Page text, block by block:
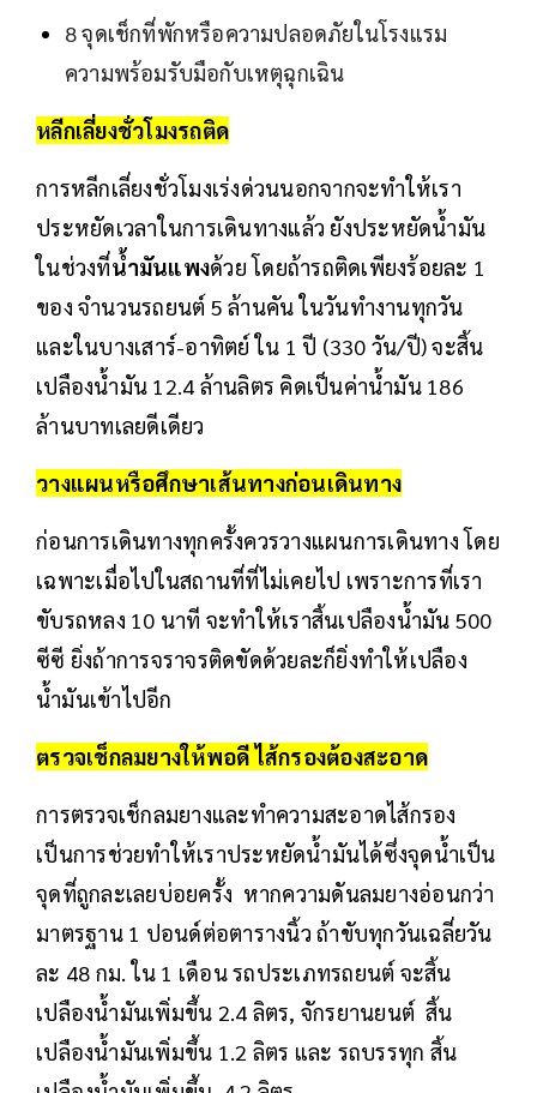
8 จุดเช็กที่พักหรือความปลอดภัยในโรงแรม
ความพร้อมรับมือกับเหตุฉุกเฉิน
หลีกเลี่ยงชั่วโมงรถติด
การหลีกเลี่ยงชั่วโมงเร่งด่วนนอกจากจะทำให้เรา
ประหยัดเวลาในการเดินทางแล้ว ยังประหยัดน้ำมัน
ในช่วงที่น้ำมันแพงด้วย โดยถ้ารถติดเพียงร้อยละ 1
ของ จำนวนรถยนต์ 5 ล้านคัน ในวันทำงานทุกวัน
และในบางเสาร์-อาทิตย์ ใน 1 ปี (330 วัน/ปี) จะสิ้น
เปลืองน้ำมัน 12.4 ล้านลิตร คิดเป็นค่าน้ำมัน 186
ล้านบาทเลยดีเดียว
วางแผนหรือศึกษาเส้นทางก่อนเดินทาง
ก่อนการเดินทางทุกครั้งควรวางแผนการเดินทาง โดย
เฉพาะเมื่อไปในสถานที่ที่ไม่เคยไป เพราะการที่เรา
ขับรถหลง 10 นาที จะทำให้เราสิ้นเปลืองน้ำมัน 500
ซีซี ยิ่งถ้าการจราจรติดขัดด้วยละก็ยิ่งทำให้เปลือง
น้ำมันเข้าไปอีก
ตรวจเช็กลมยางให้พอดี ไส้กรองต้องสะอาด
การตรวจเช็กลมยางและทำความสะอาดไส้กรอง
เป็นการช่วยทำให้เราประหยัดน้ำมันได้ซึ่งจุดน้ำเป็น
จุดที่ถูกละเลยบ่อยครั้ง หากความดันลมยางอ่อนกว่า
มาตรฐาน 1 ปอนด์ต่อตารางนิ้ว ถ้าขับทุกวันเฉลี่ยวัน
ละ 48 กม. ใน 1 เดือน รถประเภทรถยนต์ จะสิ้น
เปลืองน้ำมันเพิ่มขึ้น 2.4 ลิตร, จักรยานยนต์ สิ้น
เปลืองน้ำมันเพิ่มขึ้น 1.2 ลิตร และ รถบรรทุก สิ้น